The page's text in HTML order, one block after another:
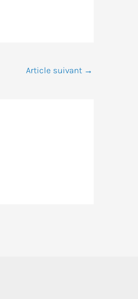
Article suivant →